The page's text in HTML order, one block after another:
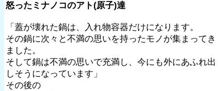
怒ったミナノコのアト(原子)達
「蓋が壊れた鍋は、入れ物容器だけになります。
その鍋に次々と不満の思いを持ったモノが集まってき
ました。
そして鍋は不満の思いで充満し、今にも外にあふれ出
しそうになっています」
その後の